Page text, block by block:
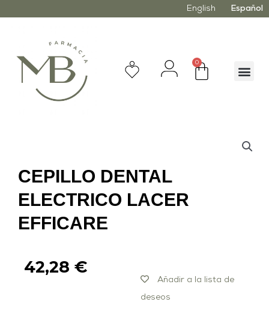
English Español
0
CEPILLO DENTAL
ELECTRICO LACER
EFFICARE
42,28 €
Añadir a la lista de
deseos